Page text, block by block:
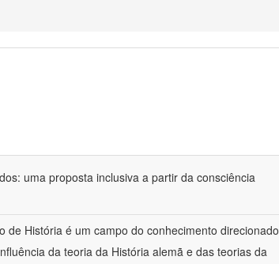
uma proposta inclusiva a partir da consciência
de História é um campo do conhecimento direcionado
da teoria da História alemã e das teorias da